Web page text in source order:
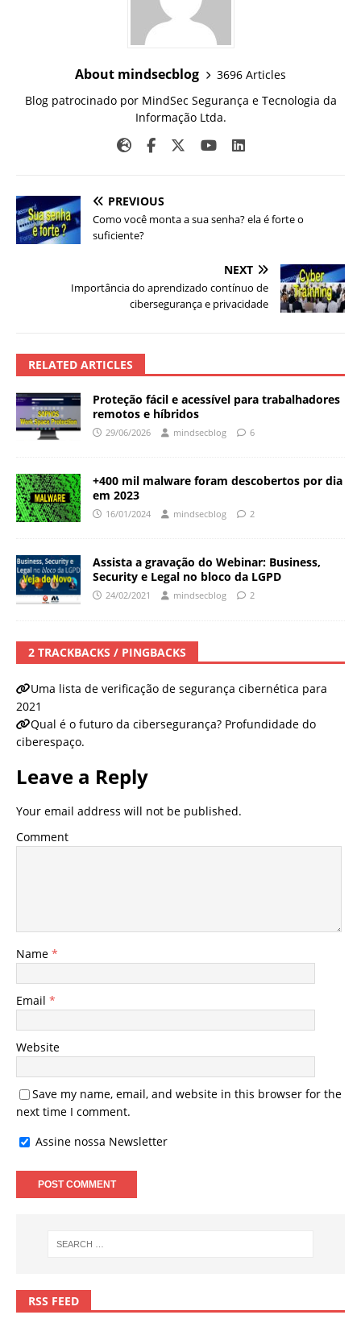
About mindsecblog
3696 Articles
Blog patrocinado por MindSec Segurança e Tecnologia da
Informação Ltda.
PREVIOUS
Como você monta a sua senha? ela é forte o
suficiente?
NEXT
Importância do aprendizado contínuo de
cibersegurança e privacidade
RELATED ARTICLES
Proteção fácil e acessível para trabalhadores
remotos e híbridos
29/06/2026 mindsecblog 6
+400 mil malware foram descobertos por dia
em 2023
16/01/2024 mindsecblog 2
Assista a gravação do Webinar: Business,
Security e Legal no bloco da LGPD
24/02/2021 mindsecblog 2
2 TRACKBACKS / PINGBACKS
Uma lista de verificação de segurança cibernética para
2021
Qual é o futuro da cibersegurança? Profundidade do
ciberespaço.
Leave a Reply
Your email address will not be published.
Comment
Name *
Email *
Website
Save my name, email, and website in this browser for the
next time I comment.
Assine nossa Newsletter
RSS FEED